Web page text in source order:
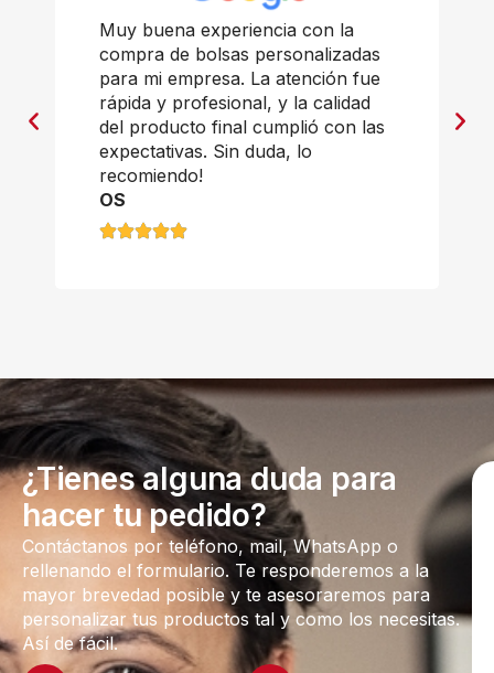
Muy buena experiencia con la
compra de bolsas personalizadas
para mi empresa. La atención fue
rápida y profesional, y la calidad
del producto final cumplió con las
expectativas. Sin duda, lo
recomiendo!
OS
¿Tienes alguna duda para
hacer tu pedido?
Contáctanos por teléfono, mail, WhatsApp o
rellenando el formulario. Te responderemos a la
mayor brevedad posible y te asesoraremos para
personalizar tus productos tal y como los necesitas.
Así de fácil.